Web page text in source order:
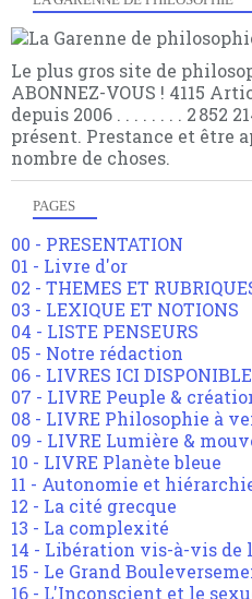
Le plus gros site de
ABONNEZ-VOUS ! 4115
depuis 2006 . . . . . . . . 2 852
présent. Prestance et être
nombre de choses.
PAGES
00 - PRESENTATION
01 - Livre d'or
02 - THEMES ET
03 - LEXIQUE ET NOTIONS
04 - LISTE PENSEURS
05 - Notre rédaction
06 - LIVRES ICI
07 - LIVRE Peuple &
08 - LIVRE Philosophie à
09 - LIVRE Lumière &
10 - LIVRE Planète bleue
11 - Autonomie et
12 - La cité grecque
13 - La complexité
14 - Libération vis-à-vis de
15 - Le Grand
16 - L'Inconscient et le